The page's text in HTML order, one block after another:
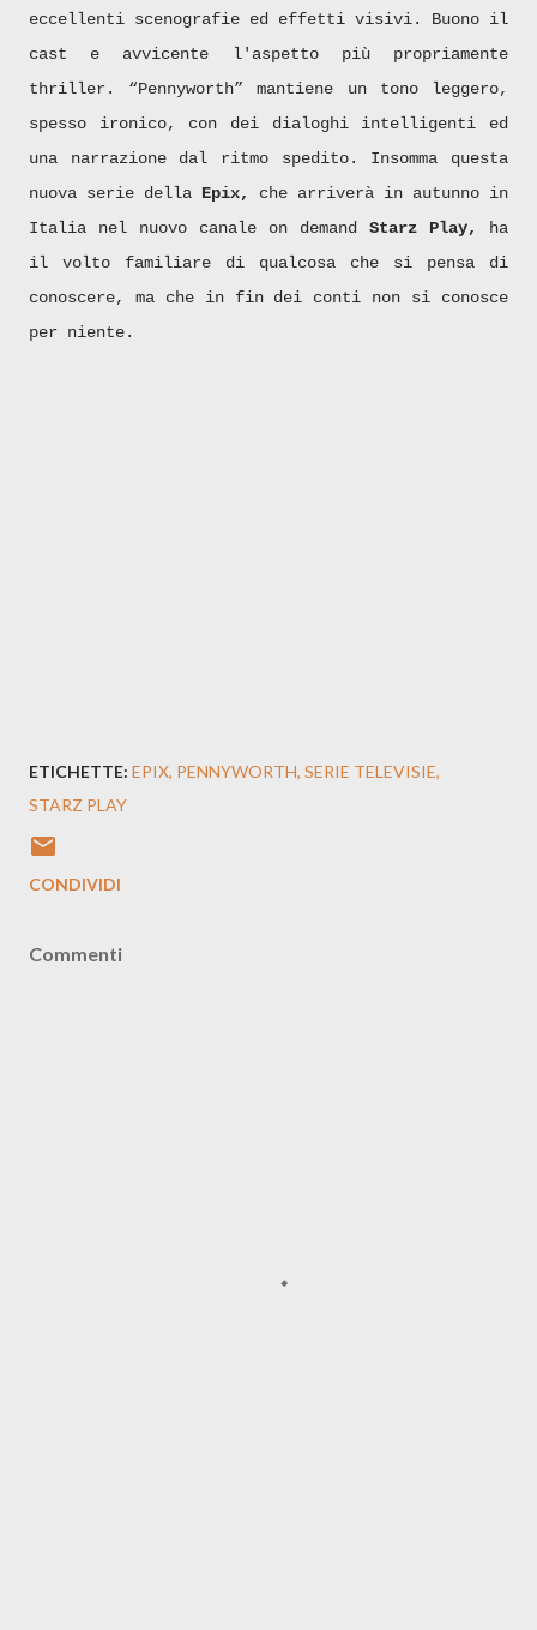
eccellenti scenografie ed effetti visivi. Buono il
cast e avvicente l'aspetto più propriamente
thriller. “Pennyworth” mantiene un tono leggero,
spesso ironico, con dei dialoghi intelligenti ed
una narrazione dal ritmo spedito. Insomma questa
nuova serie della Epix,
che arriverà in autunno in
Italia nel nuovo canale on demand Starz Play,
ha
il volto familiare di qualcosa che si pensa di
conoscere, ma che in fin dei conti non si conosce
per niente.
ETICHETTE: EPIX PENNYWORTH SERIE TELEVISIE
STARZ PLAY
CONDIVIDI
Commenti